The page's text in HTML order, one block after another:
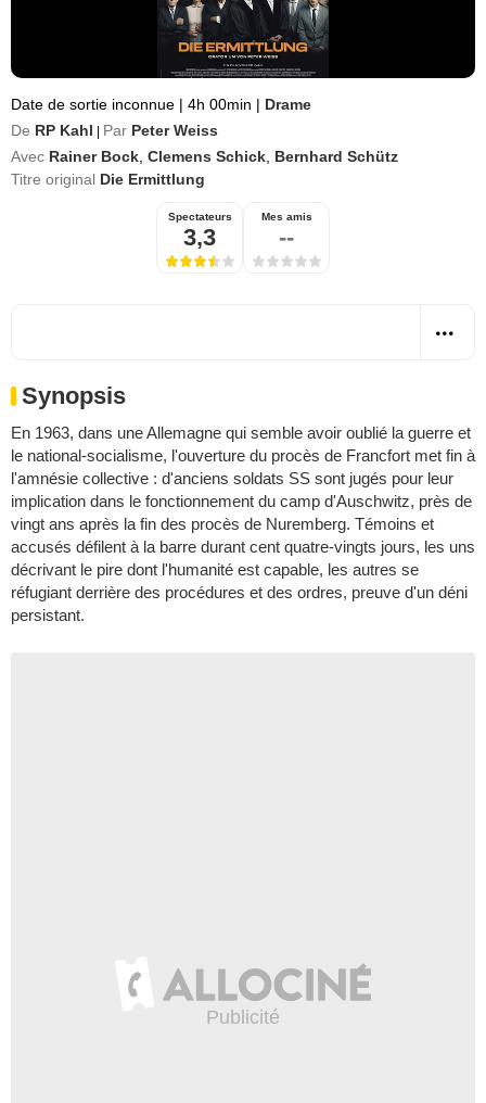
Date de sortie inconnue | 4h 00min | Drame
De RP Kahl Par Peter Weiss
Avec Rainer Bock Clemens Schick Bernhard Schütz
Titre original Die Ermittlung
Spectateurs
3,3
Mes amis
--
Synopsis
En 1963, dans une Allemagne qui semble avoir oublié la guerre et
le national-socialisme, l'ouverture du procès de Francfort met fin à
l'amnésie collective : d'anciens soldats SS sont jugés pour leur
implication dans le fonctionnement du camp d'Auschwitz, près de
vingt ans après la fin des procès de Nuremberg. Témoins et
accusés défilent à la barre durant cent quatre-vingts jours, les uns
décrivant le pire dont l'humanité est capable, les autres se
réfugiant derrière des procédures et des ordres, preuve d'un déni
persistant.